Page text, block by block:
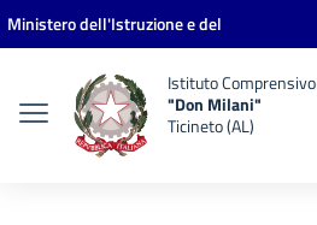
Vai ai contenuti
Vai al menu di navigazione
Vai al footer
Ministero dell'Istruzione e del
Istituto Comprensivo
"Don Milani"
Ticineto (AL)